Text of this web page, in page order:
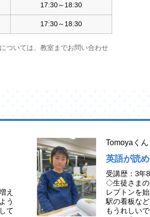
17:30～18:30
17:30～18:30
ついては、教室までお問い合わせ
え
う
て
Tomoyaくん
英語が読
受講歴：3年
◇生徒さま
レプトンを
駅の看板な
もうれしい